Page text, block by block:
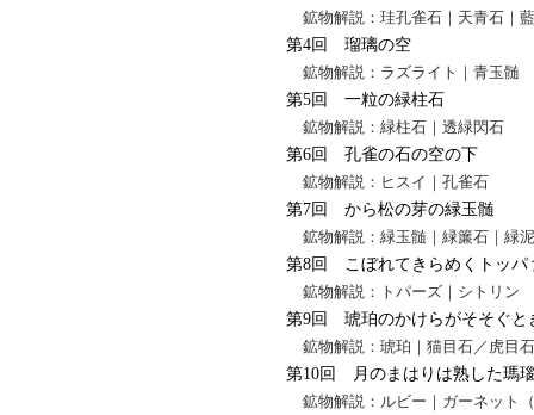
鉱物解説：珪孔雀石｜天青石｜
第4回 瑠璃の空
鉱物解説：ラズライト｜青玉髄
第5回 一粒の緑柱石
鉱物解説：緑柱石｜透緑閃石
第6回 孔雀の石の空の下
鉱物解説：ヒスイ｜孔雀石
第7回 から松の芽の緑玉髄
鉱物解説：緑玉髄｜緑簾石｜緑
第8回 こぼれてきらめくトッパ
鉱物解説：トパーズ｜シトリン
第9回 琥珀のかけらがそそぐと
鉱物解説：琥珀｜猫目石／虎目
第10回 月のまはりは熟した瑪
鉱物解説：ルビー｜ガーネット